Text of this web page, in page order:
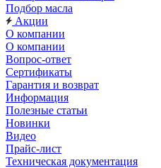
Подбор масла
Акции
О компании
О компании
Вопрос-ответ
Сертификаты
Гарантия и возврат
Информация
Полезные статьи
Новинки
Видео
Прайс-лист
Техническая документация